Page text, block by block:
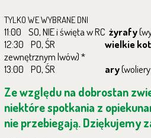
TYLKO WE WYBRANE DNI
11:00 SO, NIE i święta w RC żyrafy
12:30 PO, ŚR wielkie
zewnętrznym lwów) *
13:00 PO, ŚR ary
Ze względu na dobrostan
niektóre spotkania z
nie przebiegają. Dziękujemy